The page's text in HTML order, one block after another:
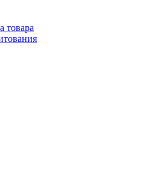
товара